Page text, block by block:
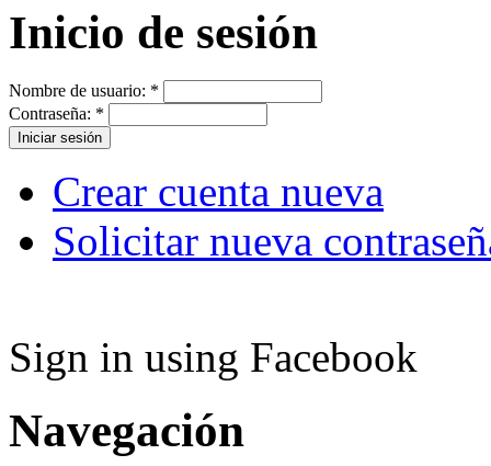
Inicio de sesión
Nombre de usuario: *
Contraseña: *
Crear cuenta nueva
Solicitar nueva
Sign in using Facebook
Navegación